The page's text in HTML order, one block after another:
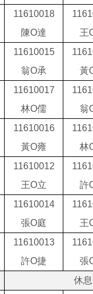
11610018
陳O達
王
11610015
翁O承
黃
11610017
林O儒
翁
11610016
黃O雍
林
11610012
王O立
許
11610014
張O庭
王
11610013
許O捷
張
休